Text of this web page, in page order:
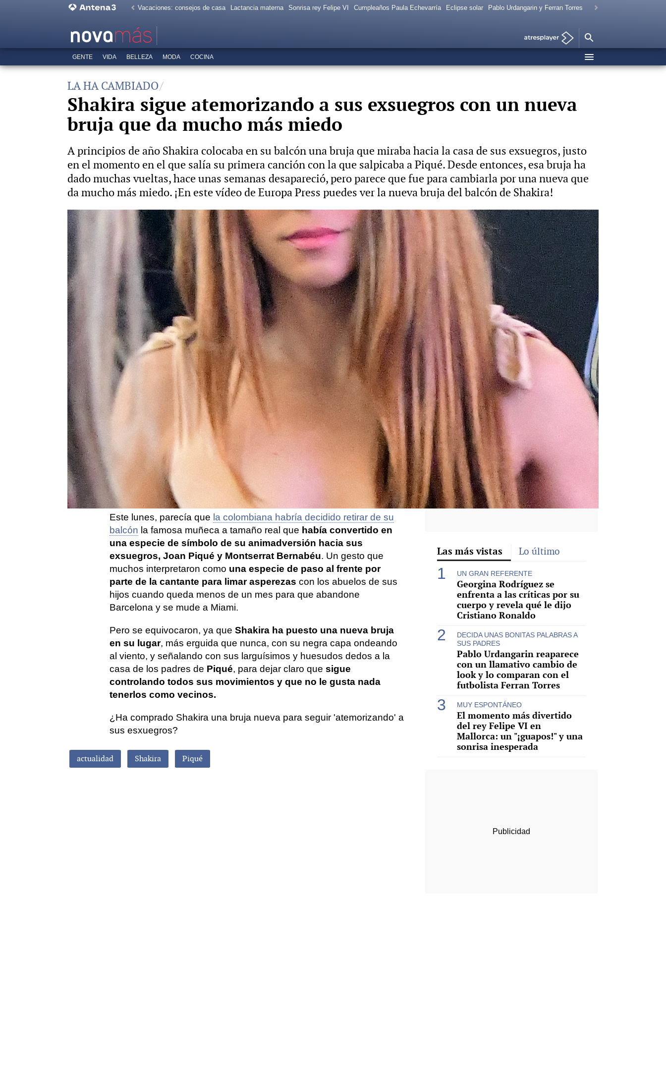
Vacaciones: consejos de casa Lactancia materna Sonrisa rey Felipe VI Cumpleaños Paula Echevarría Eclipse solar Pablo Urdangarin y Ferran Torres
GENTE VIDA BELLEZA MODA COCINA
LA HA CAMBIADO
Shakira sigue atemorizando a sus exsuegros con un nueva
bruja que da mucho más miedo
A principios de año Shakira colocaba en su balcón una bruja que miraba hacia la casa de sus exsuegros, justo
en el momento en el que salía su primera canción con la que salpicaba a Piqué. Desde entonces, esa bruja ha
dado muchas vueltas, hace unas semanas desapareció, pero parece que fue para cambiarla por una nueva que
da mucho más miedo. ¡En este vídeo de Europa Press puedes ver la nueva bruja del balcón de Shakira!
Tonino guarda silencio ante la posible marcha de Shakira a Miami
Así de deteriorada está por el temporal la bruja que Shakira puso mirando hacia casa de los padres de Piqué
Europa Press
Publicado: 09 de marzo de 2023, 17:00 WhatsappFacebook
X Flipboard
A veces la realidad supera a la ficción, y el caso de la bruja que
Shakira colocó
hace unos meses apuntando directamente a la casa
de los padres de Gerard Piqué y que ha desaparecido y
ha vuelto a
aparecer
en varias ocasiones, es uno de ellos.
Este lunes, parecía que la colombiana habría decidido retirar de su
balcón la famosa muñeca a tamaño real que había convertido en
una especie de símbolo de su animadversión hacia sus
exsuegros, Joan Piqué y Montserrat Bernabéu. Un gesto que
muchos interpretaron como una especie de paso al frente por
parte de la cantante para limar asperezas con los abuelos de sus
hijos cuando queda menos de un mes para que abandone
Barcelona y se mude a Miami.
Pero se equivocaron, ya que Shakira ha puesto una nueva bruja
en su lugar, más erguida que nunca, con su negra capa ondeando
al viento, y señalando con sus larguísimos y huesudos dedos a la
casa de los padres de Piqué, para dejar claro que sigue
controlando todos sus movimientos y que no le gusta nada
tenerlos como vecinos.
¿Ha comprado Shakira una bruja nueva para seguir 'atemorizando' a
sus esxuegros?
actualidad Shakira Piqué
Las más vistas Lo último
UN GRAN REFERENTE
Georgina Rodríguez se
enfrenta a las críticas por su
cuerpo y revela qué le dijo
Cristiano Ronaldo
DECIDA UNAS BONITAS PALABRAS A
SUS PADRES
Pablo Urdangarin reaparece
con un llamativo cambio de
look y lo comparan con el
futbolista Ferran Torres
MUY ESPONTÁNEO
El momento más divertido
del rey Felipe VI en
Mallorca: un "¡guapos!" y una
sonrisa inesperada